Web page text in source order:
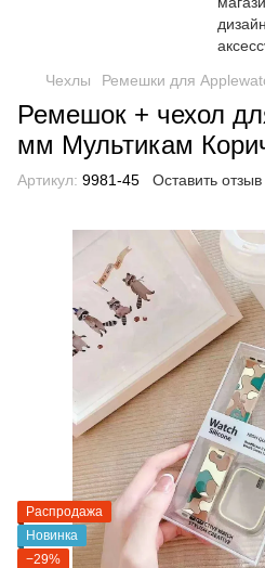
Чехлы Ремешки для
Ремешок + чехол
мм Мультикам
Артикул: 9981-45 Оставить отзыв
Распродажа
Новинка
−29%